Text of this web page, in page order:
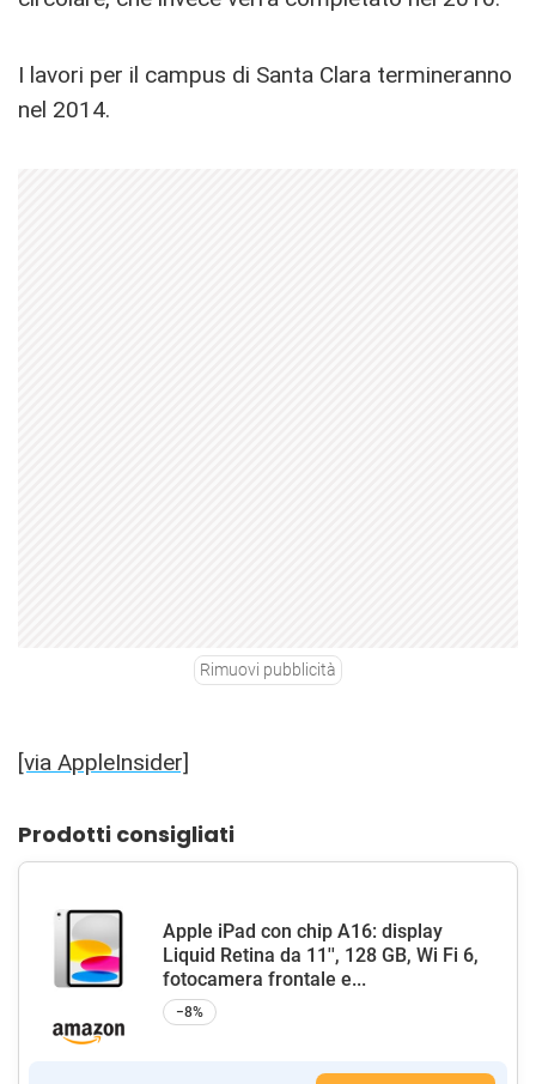
I lavori per il campus di Santa Clara termineranno
nel 2014.
Rimuovi pubblicità
[via AppleInsider]
Prodotti consigliati
Apple iPad con chip A16: display
Liquid Retina da 11'', 128 GB, Wi Fi 6,
fotocamera frontale e...
−8%